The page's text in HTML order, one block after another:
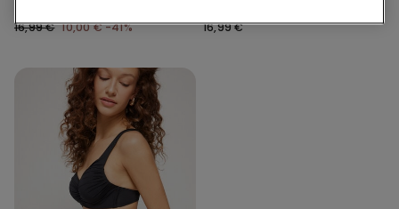
16,99 € 10,00 €-41%
16,99 €